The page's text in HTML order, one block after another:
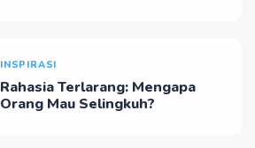
INSPIRASI
Rahasia Terlarang: Mengapa
Orang Mau Selingkuh?